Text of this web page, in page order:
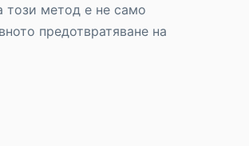
този метод е не само
предотвратяване на